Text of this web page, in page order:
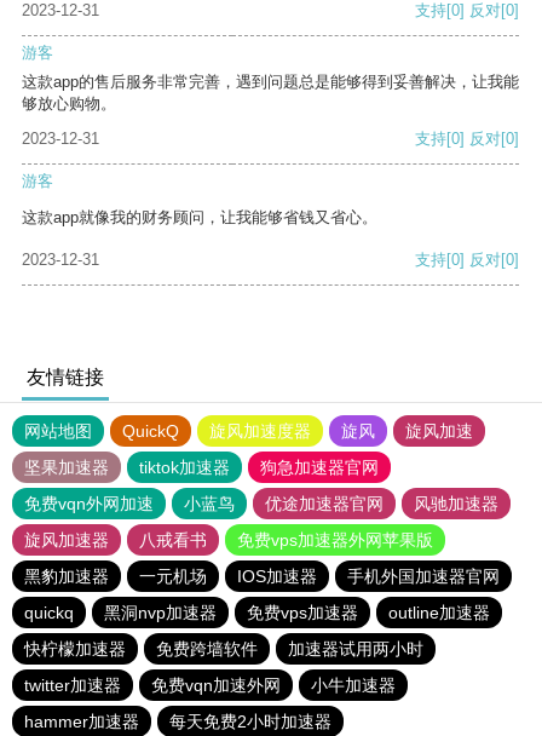
2023-12-31 支持[0] 反对[0]
游客
这款app的售后服务非常完善，遇到问题总是能够得到妥善解决，让我能
够放心购物。
2023-12-31
支持[0] 反对[0]
游客
这款app就像我的财务顾问，让我能够省钱又省心。
2023-12-31 支持[0] 反对[0]
友情链接
网站地图 QuickQ 旋风加速度器 旋风
旋风加速
坚果加速器
tiktok加速器
狗急加速器官网
免费vqn外网加速
小蓝鸟 优途加速器官网
风驰加速器
旋风加速器
八戒看书
免费vps加速器外网苹果版
黑豹加速器
一元机场 IOS加速器
手机外国加速器官网
quickq
黑洞nvp加速器 免费vps加速器
outline加速器
快柠檬加速器
免费跨墙软件
加速器试用两小时
twitter加速器
免费vqn加速外网
小牛加速器
hammer加速器
每天免费2小时加速器